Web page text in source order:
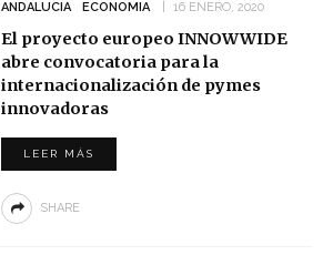
ANDALUCIA ECONOMIA 16 ENERO, 2020
El proyecto europeo INNOWWIDE
abre convocatoria para la
internacionalización de pymes
innovadoras
LEER MÁS
SHARE